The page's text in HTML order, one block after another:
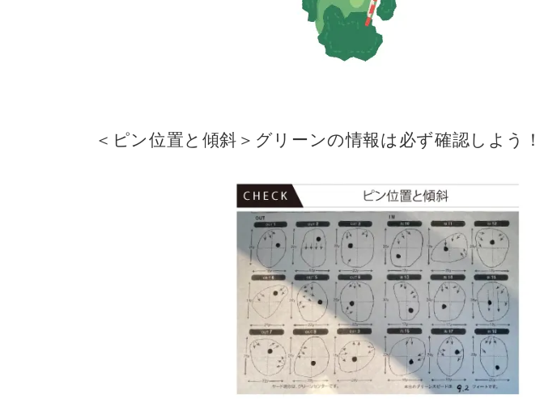
＜ピン位置と傾斜＞グリーンの情報は必ず確認しよう！